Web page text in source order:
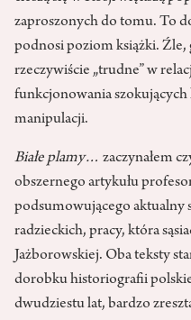
zaproszonych do tomu. To
podnosi poziom książki. Źle,
rzeczywiście „trudne” w
funkcjonowania
manipulacji.
Białe plamy… zaczynałem
obszernego artykułu
podsumowującego aktualny
radzieckich, pracy, która
Jażborowskiej. Oba teksty
dorobku historiografii
dwudziestu lat, bardzo